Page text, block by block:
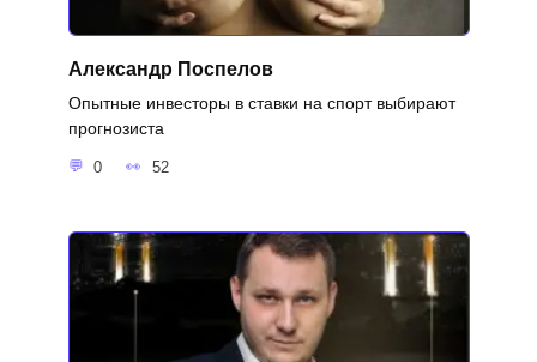
Александр Поспелов
Опытные инвесторы в ставки на спорт выбирают
прогнозиста
0 52